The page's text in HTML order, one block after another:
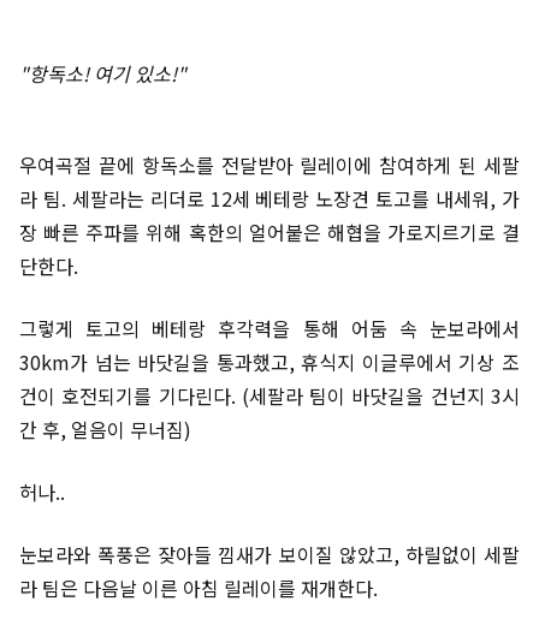
"항독소! 여기 있소!"
우여곡절 끝에 항독소를 전달받아 릴레이에 참여하게 된 세팔
라 팀. 세팔라는 리더로 12세 베테랑 노장견 토고를 내세워, 가
장 빠른 주파를 위해 혹한의 얼어붙은 해협을 가로지르기로 결
단한다.
그렇게 토고의 베테랑 후각력을 통해 어둠 속 눈보라에서
30km가 넘는 바닷길을 통과했고, 휴식지 이글루에서 기상 조
건이 호전되기를 기다린다. (세팔라 팀이 바닷길을 건넌지 3시
간 후, 얼음이 무너짐)
허나..
눈보라와 폭풍은 잦아들 낌새가 보이질 않았고, 하릴없이 세팔
라 팀은 다음날 이른 아침 릴레이를 재개한다.